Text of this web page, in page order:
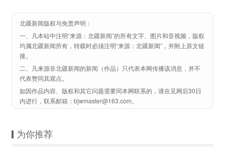
北疆新闻版权与免责声明：
一、凡本站中注明“来源：北疆新闻”的所有文字、图片和音视频，版权
均属北疆新闻所有，转载时必须注明“来源：北疆新闻”，并附上原文链
接。
二、凡来源非北疆新闻的新闻（作品）只代表本网传播该消息，并不
代表赞同其观点。
如因作品内容、版权和其它问题需要同本网联系的，请在见网后30日
内进行，联系邮箱：bjwmaster@163.com。
为你推荐